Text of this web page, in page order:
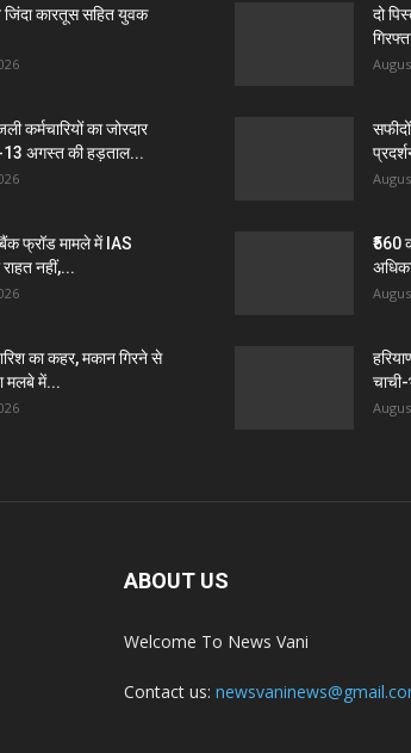
जिंदा कारतूस सहित युवक
कर्मचारियों का जोरदार
13 अगस्त की हड़ताल...
फ्रॉड मामले में IAS
नहीं,...
का कहर, मकान गिरने से
मलबे में...
दो
₹560
ABOUT US
Welcome To News Vani
Contact us: